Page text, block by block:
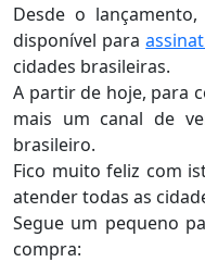
Desde o lançamento,
disponível para
cidades brasileiras.
A partir de hoje, para
mais um canal de
brasileiro.
Fico muito feliz com
atender todas as
Segue um pequeno
compra: